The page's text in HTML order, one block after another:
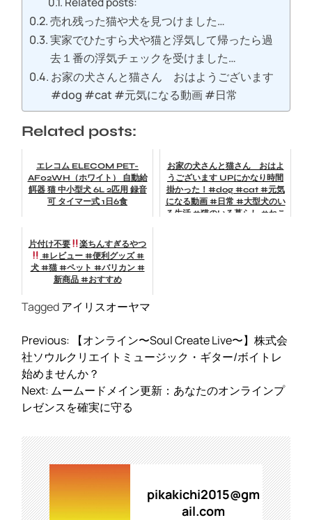
売れ残った猫や犬を見つけました…
実家でひたすら犬や猫と浮気して帰ったら過
去１番の浮気チェックを受けました…
お家の犬さんと猫さん おはようございます
#dog #cat #元気になる動画 #日常
Related posts:
エレコム ELECOM PET-
AF02WH（ホワイト） 自動給
餌器 猫 中小型犬 6L 2匹用 録音
可 タイマー式 1日6食
お家の犬さんと猫さん おはよ
うございます UPにかなり時間
掛かった！#dog #cat #元気
になる動画 #日常 #大型犬のい
る生活 #猫のいる暮らし #ねこ
片付け不要
楽ちんすぎるやつ
#レビュー #便利グッズ #
犬 #猫 #ペット #バリカン #
新商品 #おすすめ
Taggedアイリスオーヤマ
投
稿
ナ
ビ
ゲ
シ
ョ
ン
Previous:
【オンライン〜Soul Create Live〜】株式会
社ソウルクリエイトミュージック・ギター/ボイトレ
始めませんか？
Next: ムームードメイン更新：あなたのオンラインプ
レゼンスを確実に守る
pikakichi2015@gm
ail.com